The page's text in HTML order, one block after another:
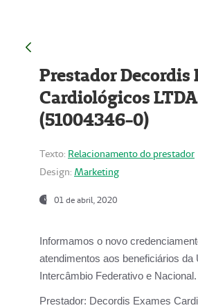
Prestador Decordis
Cardiológicos LTDA
(51004346-0)
Texto: Relacionamento do prestador
Design: Marketing
01 de abril, 2020
Informamos o novo
atendimentos aos beneficiários da
Intercâmbio Federativo e Nacional.
Prestador: Decordis Exames